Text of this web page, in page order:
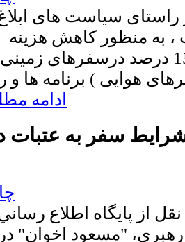
سیاست های
، به منظور کاهش
ادامه
شرايط سفر به عتبات
از پايگاه اطلاع
"مسعود اخوان"